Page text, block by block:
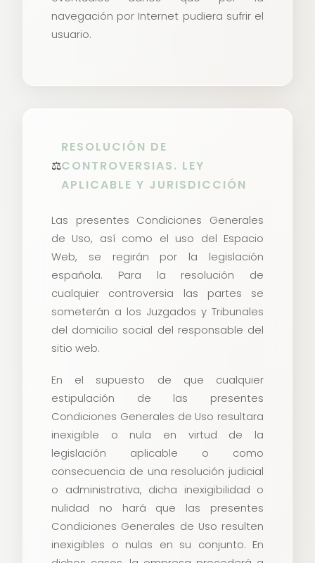
navegación por Internet pudiera sufrir el
usuario.
⚖️
RESOLUCIÓN DE
CONTROVERSIAS. LEY
APLICABLE Y JURISDICCIÓN
Las presentes Condiciones Generales
de Uso, así como el uso del Espacio
Web, se regirán por la legislación
española. Para la resolución de
cualquier controversia las partes se
someterán a los Juzgados y Tribunales
del domicilio social del responsable del
sitio web.
En el supuesto de que cualquier
estipulación de las presentes
Condiciones Generales de Uso resultara
inexigible o nula en virtud de la
legislación aplicable o como
consecuencia de una resolución judicial
o administrativa, dicha inexigibilidad o
nulidad no hará que las presentes
Condiciones Generales de Uso resulten
inexigibles o nulas en su conjunto. En